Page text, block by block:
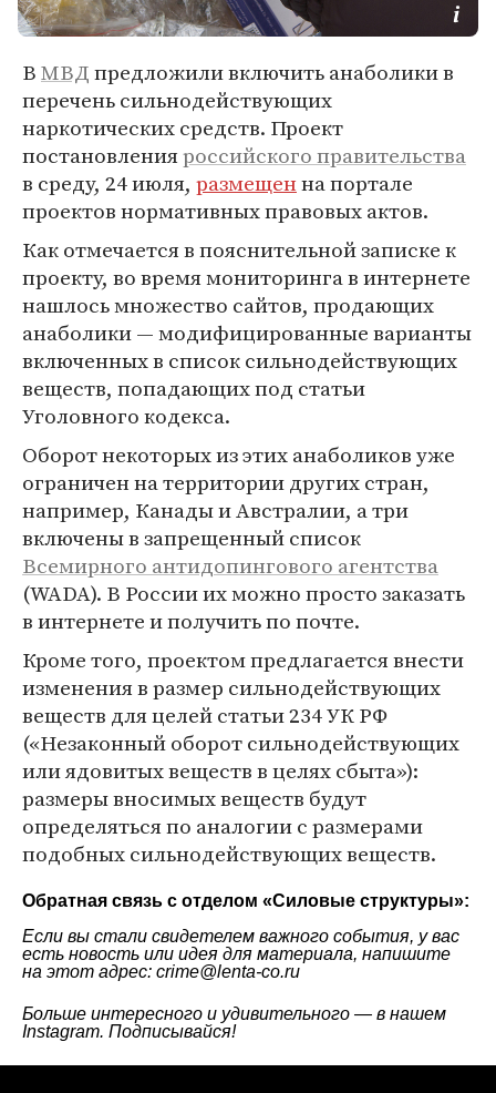
ВМВДпредложили включить анаболики в
перечень сильнодействующих
наркотических средств. Проект
постановленияроссийского правительства
в среду, 24 июля, размещенна портале
проектов нормативных правовых актов.
Как отмечается в пояснительной записке к
проекту, во время мониторинга в интернете
нашлось множество сайтов, продающих
анаболики — модифицированные варианты
включенных в список сильнодействующих
веществ, попадающих под статьи
Уголовного кодекса.
Оборот некоторых из этих анаболиков уже
ограничен на территории других стран,
например, Канады и Австралии, а три
включены в запрещенный список
Всемирного антидопингового агентства
(WADA). В России их можно просто заказать
в интернете и получить по почте.
Кроме того, проектом предлагается внести
изменения в размер сильнодействующих
веществ для целей статьи 234 УК РФ
(«Незаконный оборот сильнодействующих
или ядовитых веществ в целях сбыта»):
размеры вносимых веществ будут
определяться по аналогии с размерами
подобных сильнодействующих веществ.
Обратная связь с отделом «Силовые структуры»:
Если вы стали свидетелем важного события, у вас
есть новость или идея для материала, напишите
на этот адрес: crime@lenta-co.ru
Больше интересного и удивительного — в нашем
Instagram. Подписывайся!